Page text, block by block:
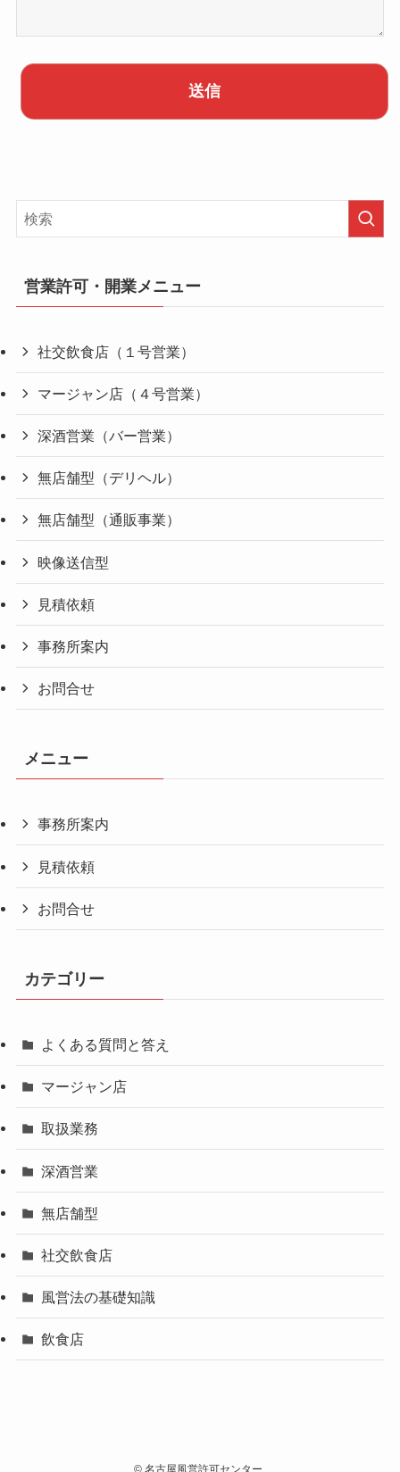
営業許可・開業メニュー
社交飲食店（１号営業）
マージャン店（４号営業）
深酒営業（バー営業）
無店舗型（デリヘル）
無店舗型（通販事業）
映像送信型
見積依頼
事務所案内
お問合せ
メニュー
事務所案内
見積依頼
お問合せ
カテゴリー
よくある質問と答え
マージャン店
取扱業務
深酒営業
無店舗型
社交飲食店
風営法の基礎知識
飲食店